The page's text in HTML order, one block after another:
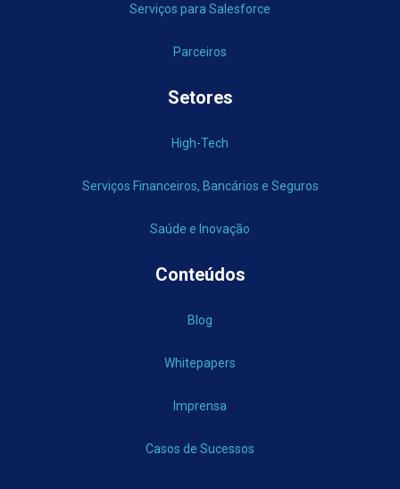
Serviços para Salesforce
Parceiros
Setores
High-Tech
Serviços Financeiros, Bancários e Seguros
Saúde e Inovação
Conteúdos
Blog
Whitepapers
Imprensa
Casos de Sucessos